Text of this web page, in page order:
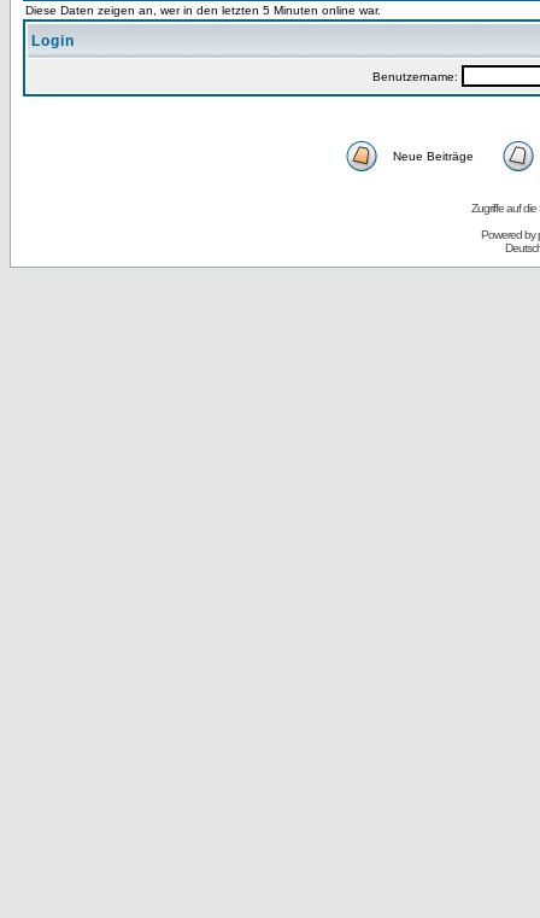
Diese Daten zeigen an, wer in den letzten 5 Minuten online war.
Login
Benutzername:
Neue Beiträge
Zugriffe auf
Powered by